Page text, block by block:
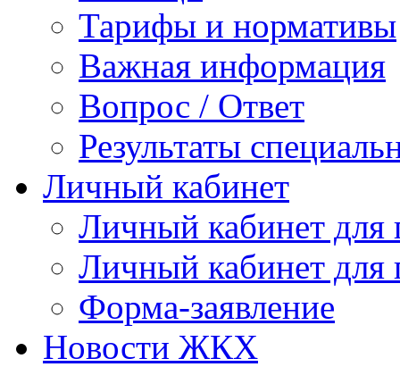
Тарифы и нормативы
Важная информация
Вопрос / Ответ
Результаты
Личный кабинет
Личный кабинет
Личный кабинет
Форма-заявление
Новости ЖКХ